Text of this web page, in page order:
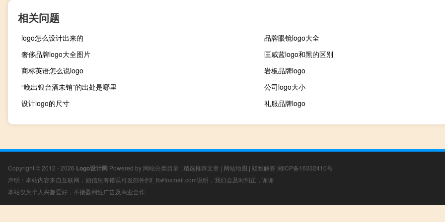
相关问题
logo怎么设计出来的
品牌眼镜logo大全
奢侈品牌logo大全图片
匡威蓝logo和黑的区别
商标英语怎么说logo
岩板品牌logo
“晚出银台酒未销”的出处是哪里
公司logo大小
设计logo的尺寸
礼服品牌logo
Copyright © 2012 - 2026 Logo设计网 Powered by 网站分类目录 | 精选推荐文章 | 网站地图 | 疑难解答 湘ICP备16332410号
声明：本站内容来自互联网，如信息有错误可发邮件到f_fb#foxmail.com说明，我们会及时纠正，谢谢
本站仅为个人兴趣爱好，不接盈利性广告及商业合作